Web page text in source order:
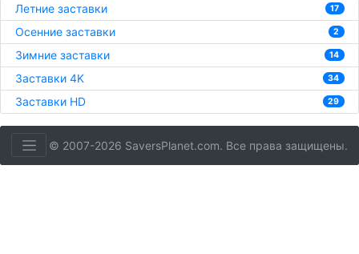
Летние заставки 17
Осенние заставки 2
Зимние заставки 14
Заставки 4K 34
Заставки HD 29
© 2007-2026 SaversPlanet.com. Все права защищены.